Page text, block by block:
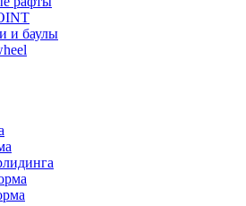
и баулы